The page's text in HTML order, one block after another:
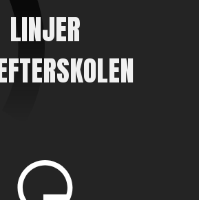
skal indgå eksempler på,
kan give forklaring på en
og stofomdannelser.
i naturens stofkredsløb og
med følger for menneskers, dyrs
LINJER